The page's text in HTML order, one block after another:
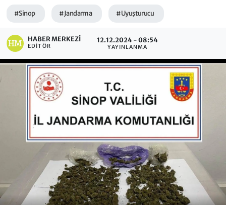
#Sinop #Jandarma #Uyuşturucu
HABER MERKEZI
EDITÖR
12.12.2024 - 08:54
YAYINLANMA
Haber Arşivi